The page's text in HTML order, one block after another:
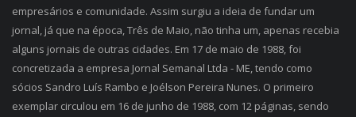
empresários e comunidade. Assim surgiu a ideia de fundar um
jornal, já que na época, Três de Maio, não tinha um, apenas recebia
alguns jornais de outras cidades. Em 17 de maio de 1988, foi
concretizada a empresa Jornal Semanal Ltda - ME, tendo como
sócios Sandro Luís Rambo e Joélson Pereira Nunes. O primeiro
exemplar circulou em 16 de junho de 1988, com 12 páginas, sendo